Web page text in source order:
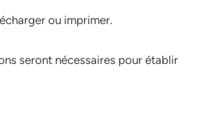
ou imprimer.
seront nécessaires pour établir